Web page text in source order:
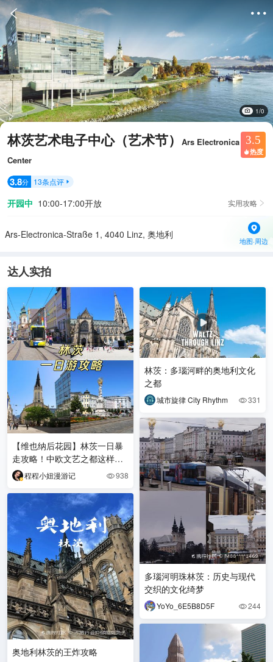
 
1/0
林茨艺术电子中心（艺术节）
Ars Electronica
Center
3.5
 热度
3.8分 13条点评 
开园中 10:00-17:00开放 实用攻略 
Ars-Electronica-Straße 1, 4040 Linz, 奥地利
地图·周边
达人实拍
【维也纳后花园】林茨一日暴
走攻略！中欧文艺之都这样玩
才够炸！
程程小妞漫游记 938
奥地利林茨的王炸攻略
林茨：多瑙河畔的奥地利文化
之都
城市旋律 City Rhythm 331
多瑙河明珠林茨：历史与现代
交织的文化绮梦
YoYo_6E5B8D5F 244